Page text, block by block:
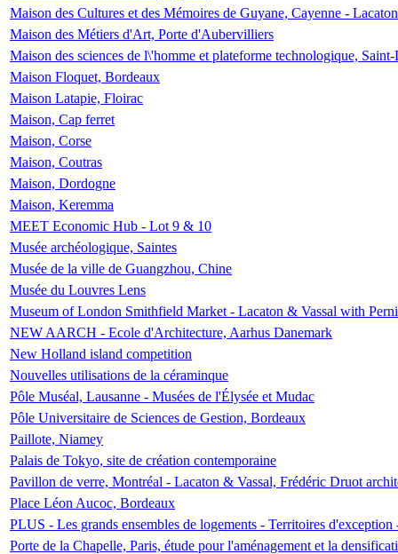
Maison des Cultures et des Mémoires de Guyane, Cayenne -
Maison des Métiers d'Art, Porte d'Aubervilliers
Maison des sciences de l\'homme et plateforme technologique,
Maison Floquet, Bordeaux
Maison Latapie, Floirac
Maison, Cap ferret
Maison, Corse
Maison, Coutras
Maison, Dordogne
Maison, Keremma
MEET Economic Hub - Lot 9 & 10
Musée archéologique, Saintes
Musée de la ville de Guangzhou, Chine
Musée du Louvres Lens
Museum of London Smithfield Market - Lacaton & Vassal with
NEW AARCH - Ecole d'Architecture, Aarhus Danemark
New Holland island competition
Nouvelles utilisations de la céraminque
Pôle Muséal, Lausanne - Musées de l'Élysée et Mudac
Pôle Universitaire de Sciences de Gestion, Bordeaux
Paillote, Niamey
Palais de Tokyo, site de création contemporaine
Pavillon de verre, Montréal - Lacaton & Vassal, Frédéric Druot
Place Léon Aucoc, Bordeaux
PLUS - Les grands ensembles de logements - Territoires
Porte de la Chapelle, Paris, étude pour l'aménagement et la